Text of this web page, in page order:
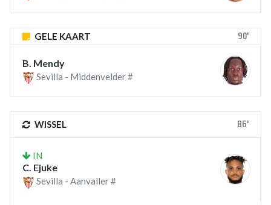
GELE KAART 90'
B. Mendy
Sevilla - Middenvelder #
WISSEL 86'
IN
C. Ejuke
Sevilla - Aanvaller #